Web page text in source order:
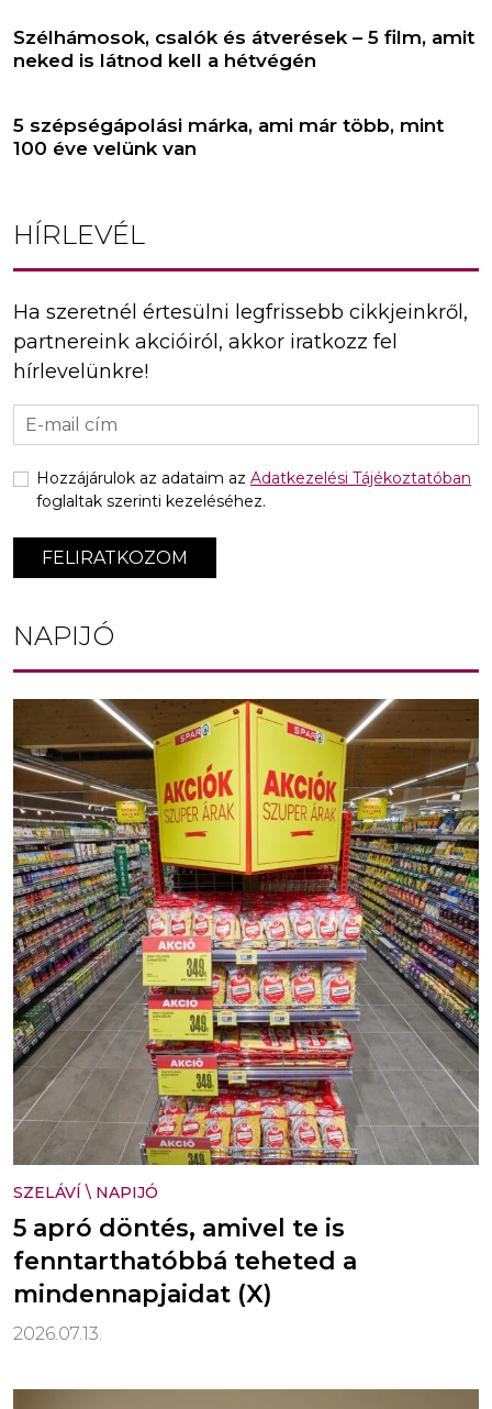
Szélhámosok, csalók és átverések – 5 film, amit
neked is látnod kell a hétvégén
5 szépségápolási márka, ami már több, mint
100 éve velünk van
HÍRLEVÉL
Ha szeretnél értesülni legfrissebb cikkjeinkről,
partnereink akcióiról, akkor iratkozz fel
hírlevelünkre!
FELIRATKOZOM
Hozzájárulok az adataim az Adatkezelési Tájékoztatóban
foglaltak szerinti kezeléséhez.
NAPIJÓ
SZELÁVÍ \ NAPIJÓ
5 apró döntés, amivel te is
fenntarthatóbbá teheted a
mindennapjaidat (X)
2026.07.13.